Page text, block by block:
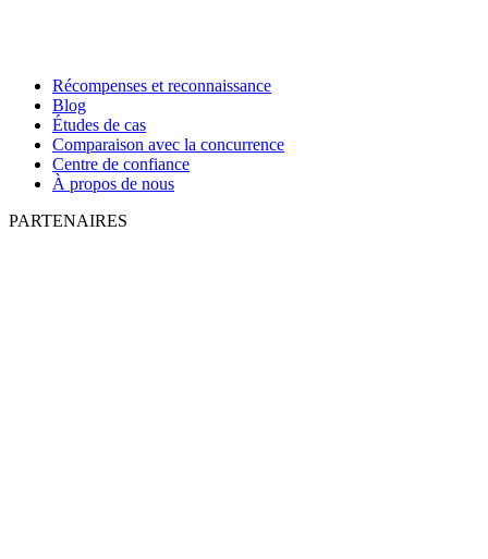
Récompenses et reconnaissance
Blog
Études de cas
Comparaison avec la concurrence
Centre de confiance
À propos de nous
PARTENAIRES